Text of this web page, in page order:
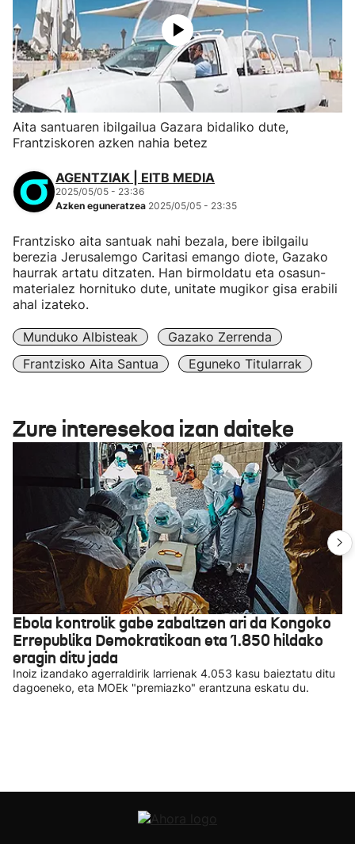
Aita santuaren ibilgailua Gazara bidaliko dute,
Frantziskoren azken nahia betez
AGENTZIAK | EITB MEDIA
2025/05/05 - 23:36
Azken eguneratzea 2025/05/05 - 23:35
Frantzisko aita santuak nahi bezala, bere ibilgailu
berezia Jerusalemgo Caritasi emango diote, Gazako
haurrak artatu ditzaten. Han birmoldatu eta osasun-
materialez hornituko dute, unitate mugikor gisa erabili
ahal izateko.
Munduko Albisteak
Gazako Zerrenda
Frantzisko Aita Santua
Eguneko Titularrak
Zure interesekoa izan daiteke
Ebola kontrolik gabe zabaltzen ari da Kongoko
Errepublika Demokratikoan eta 1.850 hildako
eragin ditu jada
Inoiz izandako agerraldirik larrienak 4.053 kasu baieztatu ditu
dagoeneko, eta MOEk "premiazko" erantzuna eskatu du.